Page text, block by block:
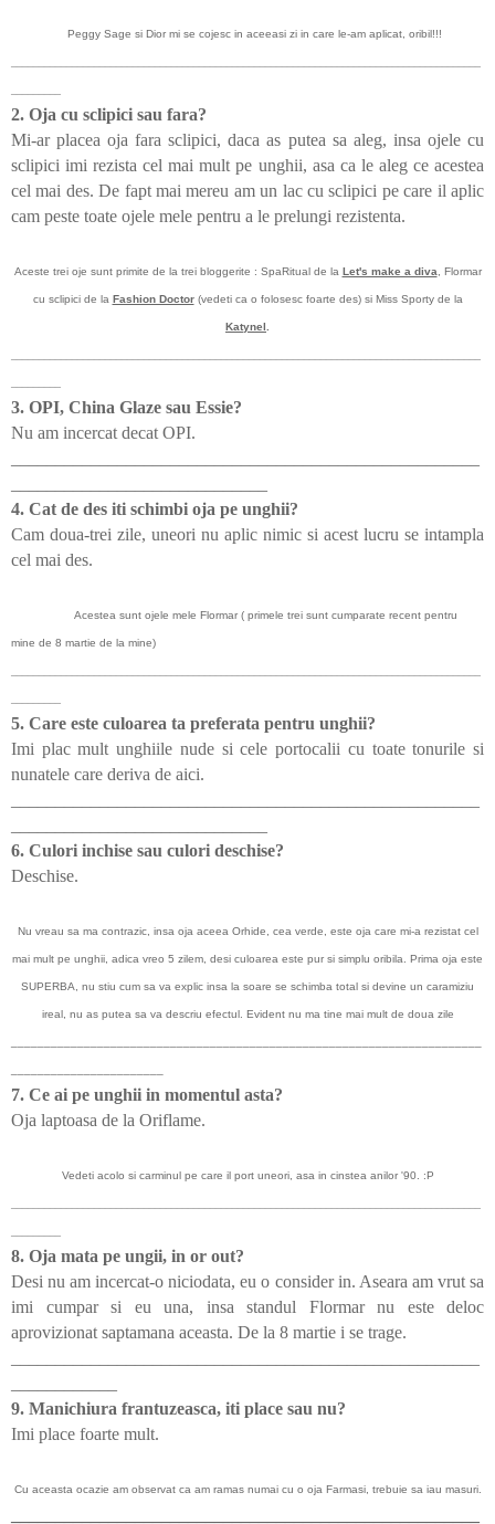
Peggy Sage si Dior mi se cojesc in aceeasi zi in care le-am aplicat, oribil!!!
2. Oja cu sclipici sau fara?
Mi-ar placea oja fara sclipici, daca as putea sa aleg, insa ojele cu
sclipici imi rezista cel mai mult pe unghii, asa ca le aleg ce acestea
cel mai des. De fapt mai mereu am un lac cu sclipici pe care il aplic
cam peste toate ojele mele pentru a le prelungi rezistenta.
Aceste trei oje sunt primite de la trei bloggerite : SpaRitual de la Let's make a diva , Flormar
cu sclipici de la Fashion Doctor(vedeti ca o folosesc foarte des) si Miss Sporty de la
Katynel
3. OPI, China Glaze sau Essie?
Nu am incercat decat OPI.
4. Cat de des iti schimbi oja pe unghii?
Cam doua-trei zile, uneori nu aplic nimic si acest lucru se intampla
cel mai des.
Acestea sunt ojele mele Flormar ( primele trei sunt cumparate recent pentru
mine de 8 martie de la mine)
5. Care este culoarea ta preferata pentru unghii?
Imi plac mult unghiile nude si cele portocalii cu toate tonurile si
nunatele care deriva de aici.
6. Culori inchise sau culori deschise?
Deschise.
Nu vreau sa ma contrazic, insa oja aceea Orhide, cea verde, este oja care mi-a rezistat cel
mai mult pe unghii, adica vreo 5 zilem, desi culoarea este pur si simplu oribila. Prima oja este
SUPERBA, nu stiu cum sa va explic insa la soare se schimba total si devine un caramiziu
ireal, nu as putea sa va descriu efectul. Evident nu ma tine mai mult de doua zile
7. Ce ai pe unghii in momentul asta?
Oja laptoasa de la Oriflame.
Vedeti acolo si carminul pe care il port uneori, asa in cinstea anilor '90. :P
8. Oja mata pe ungii, in or out?
Desi nu am incercat-o niciodata, eu o consider in. Aseara am vrut sa
imi cumpar si eu una, insa standul Flormar nu este deloc
aprovizionat saptamana aceasta. De la 8 martie i se trage.
9. Manichiura frantuzeasca, iti place sau nu?
Imi place foarte mult.
Cu aceasta ocazie am observat ca am ramas numai cu o oja Farmasi, trebuie sa iau masuri.